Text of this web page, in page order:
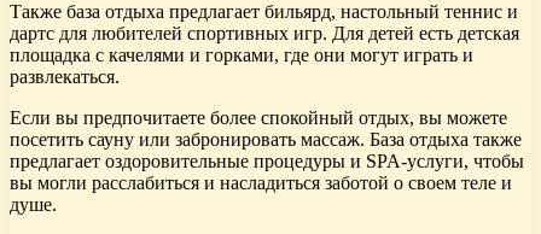
Также база отдыха предлагает бильярд, настольный теннис и
дартс для любителей спортивных игр. Для детей есть детская
площадка с качелями и горками, где они могут играть и
развлекаться.
Если вы предпочитаете более спокойный отдых, вы можете
посетить сауну или забронировать массаж. База отдыха также
предлагает оздоровительные процедуры и SPA-услуги, чтобы
вы могли расслабиться и насладиться заботой о своем теле и
душе.